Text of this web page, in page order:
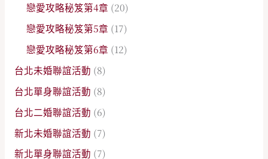
戀愛攻略秘笈第4章 (20)
戀愛攻略秘笈第5章 (17)
戀愛攻略秘笈第6章 (12)
台北未婚聯誼活動 (8)
台北單身聯誼活動 (8)
台北二婚聯誼活動 (6)
新北未婚聯誼活動 (7)
新北單身聯誼活動 (7)